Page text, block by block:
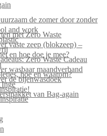
de zomer door zonder
and work
met Zero Waste
vaste zeep (blokzeep) –
en hoe doe je mee?
Zero Waste Cadeau
wasbaar maandverband
hoe en waarom?
de bijenwasdoek
Inge
van Bag-again